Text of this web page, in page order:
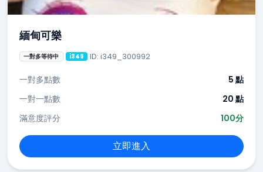
緬甸可樂
一對多等待中 i349 ID: i349_300992
一對多點數
5 點
一對一點數
20 點
滿意度評分
100分
立即進入